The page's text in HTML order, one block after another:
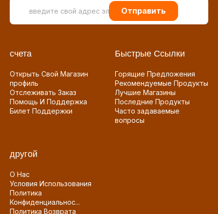
Отправить
счета
Открыть Свой Магазин
профиль
Отслеживать Заказ
Помощь И Поддержка
Билет Поддержки
Быстрые Ссылки
Горящие Предложения
Рекомендуемые Продукты
Лучшие Магазины
Последние Продукты
Часто задаваемые
вопросы
другой
О Нас
Условия Использования
Политика
Конфиденциальнос...
Политика Возврата